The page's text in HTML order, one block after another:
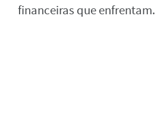
financeiras que enfrentam.